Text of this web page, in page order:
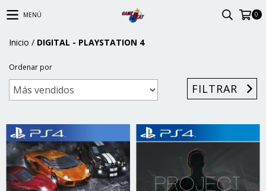
MENÚ 0
Inicio / DIGITAL - PLAYSTATION 4
Ordenar por
FILTRAR